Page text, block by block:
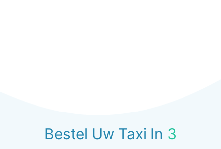
Bestel Uw Taxi In 3